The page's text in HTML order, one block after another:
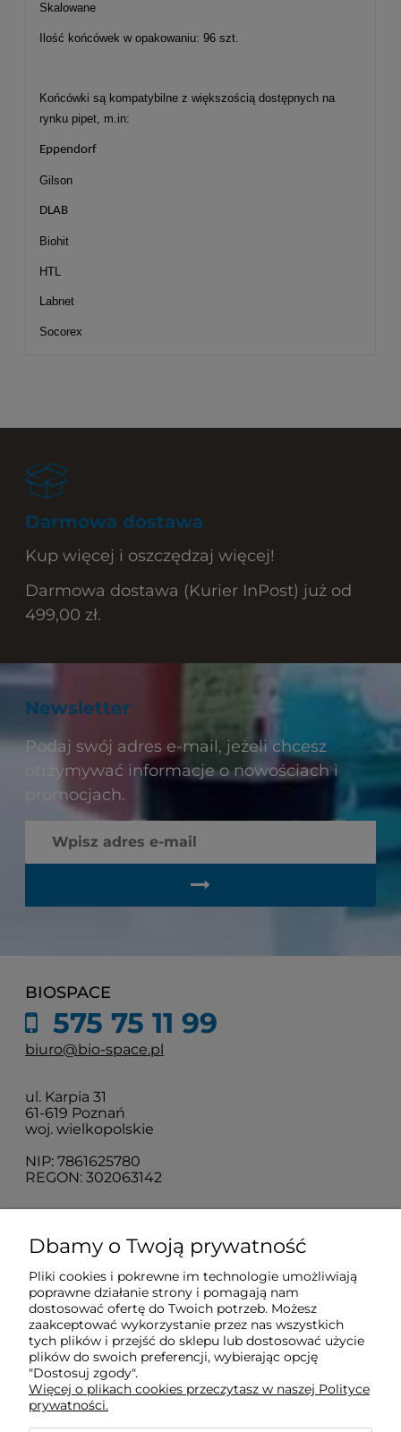
Skalowane
Ilość końcówek w opakowaniu: 96 szt.
Końcówki są kompatybilne z większością dostępnych na
rynku pipet, m.in:
Eppendorf
Gilson
DLAB
Biohit
HTL
Labnet
Socorex
Darmowa dostawa
Kup więcej i oszczędzaj więcej!
Darmowa dostawa (Kurier InPost) już od
499,00 zł.
Newsletter
Podaj swój adres e-mail, jeżeli chcesz
otrzymywać informacje o nowościach i
promocjach.
BIOSPACE
575 75 11 99
biuro@bio-space.pl
ul. Karpia 31
61-619 Poznań
woj. wielkopolskie
NIP: 7861625780
REGON: 302063142
O nas
Obsługa klienta
Pomoc
Moje konto
Dbamy o Twoją prywatność
Pliki cookies i pokrewne im technologie umożliwiają
poprawne działanie strony i pomagają nam
dostosować ofertę do Twoich potrzeb. Możesz
zaakceptować wykorzystanie przez nas wszystkich
tych plików i przejść do sklepu lub dostosować użycie
plików do swoich preferencji, wybierając opcję
"Dostosuj zgody".
Więcej o plikach cookies przeczytasz w naszej Polityce
prywatności.